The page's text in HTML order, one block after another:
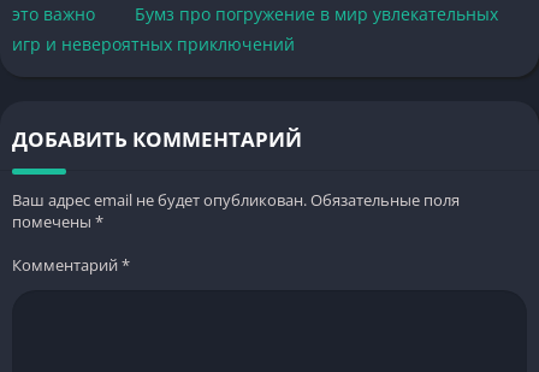
это важно
Бумз про погружение в мир увлекательных
игр и невероятных приключений
ДОБАВИТЬ КОММЕНТАРИЙ
Ваш адрес email не будет опубликован.Обязательные поля
помечены *
Комментарий*